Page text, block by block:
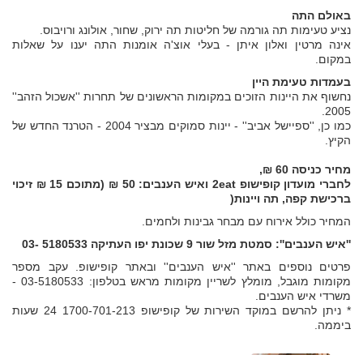
באולם התה
נציע טעימות תה גורמה של חליטות תה ירוק, שחור, אולונג ורויבוס.
אינה מרטין ואלון איתן - בעלי אוצ'ה אומנות התה יענו על שאלות
במקום.
בעמדות טעימת היין
נחשוף את היינות הזוכים במקומות הראשונים של תחרות ''אשכול הזהב''
2005.
כמו כן, ''ספיישל אביב'' - יינות סמוקים מבציר 2004 - הטרנד החדש של
הקיץ.
מחיר כניסה 60 ₪,
לחברי מועדון קופישופ 2eat ואיש הענבים: 50 ₪ (מתוכם 15 ₪ זיכוי
ברכישת קפה, תה ויינות(
המחיר כולל אירוח עם מבחר גבינות ולחמים.
''איש הענבים'': סמטת מזל שור 9 שכונת יפו העתיקה 5180533 -03
פרטים נוספים באתר ''איש הענבים'' ובאתר קופישופ. עקב מספר
מקומות מוגבל, מומלץ לשריין מקומות מראש בטלפון: 03-5180533 -
משרדי איש הענבים.
* ניתן להרשם במוקד השירות של קופישופ 1700-701-213 24 שעות
ביממה.